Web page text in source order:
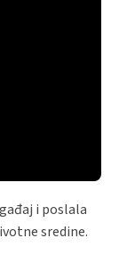
i poslala
sredine.